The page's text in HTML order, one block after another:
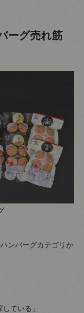
ーグ売れ筋
ンバーグカテゴリか
ている」